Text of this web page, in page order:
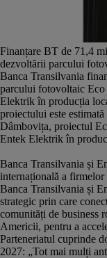
Finanțare BT de 71,4
dezvoltării parcului
Banca Transilvania
parcului fotovoltaic
Elektrik în producția
proiectului este
Dâmbovița, proiectul
Entek Elektrik în
Banca Transilvania și
internațională a firmelor
Banca Transilvania și
strategic prin care
comunități de business
Americii, pentru a
Parteneriatul cuprinde
2027: „Tot mai mulți